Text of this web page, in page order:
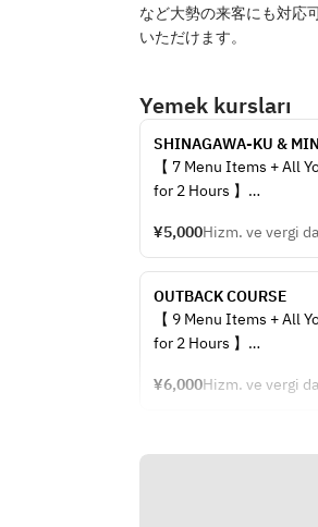
など大勢の来客にも対応
いただけます。
Yemek kursları
SHINAGAWA-KU &
DISTRICT COURSE
【 7 Menu Items + All
for 2 Hours 】
<< Menu Items >>
- Bloomin' Onion
- Baby Back Ribs
- Black Pepper Steak
- Alice Springs Chicken
- Chicken Caesar Salad
¥5,000Hizm. ve vergi
OUTBACK COURSE
【 9 Menu Items + All
for 2 Hours 】
<< Menu Items >>
¥6,000Hizm. ve vergi